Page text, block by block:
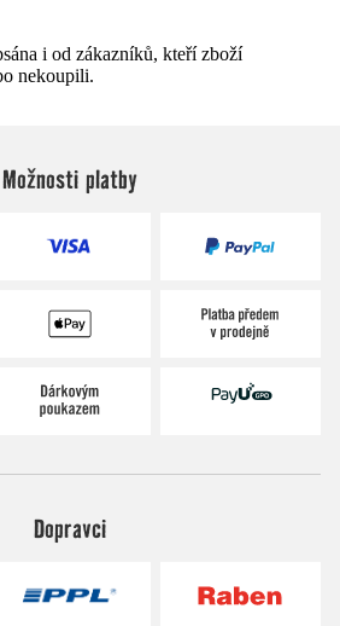
i od zákazníků, kteří zboží
nekoupili.
Možnosti platby
Dopravci